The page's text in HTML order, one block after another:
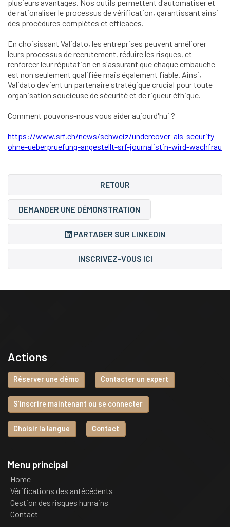
plusieurs avantages. Nos outils permettent d'automatiser et
de rationaliser le processus de vérification, garantissant ainsi
des procédures complètes et efficaces.
En choisissant Validato, les entreprises peuvent améliorer
leurs processus de recrutement, réduire les risques, et
renforcer leur réputation en s'assurant que chaque embauche
est non seulement qualifiée mais également fiable. Ainsi,
Validato devient un partenaire stratégique crucial pour toute
organisation soucieuse de sécurité et de rigueur éthique.
Comment pouvons-nous vous aider aujourd'hui ?
https://www.srf.ch/news/schweiz/undercover-als-security-
ohne-ueberpruefung-angestellt-srf-journalistin-wird-wachfrau
RETOUR
DEMANDER UNE DÉMONSTRATION
PARTAGER SUR LINKEDIN
INSCRIVEZ-VOUS ICI
Actions
Réserver une démo Contacter un expert
S’inscrire maintenant ou se connecter
Choisir la langue Contact
Menu principal
Home
Vérifications des antécédents
Gestion des risques humains
Contact